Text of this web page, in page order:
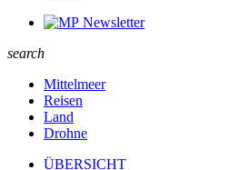
Newsletter
search
Mittelmeer
Reisen
Land
Drohne
ÜBERSICHT